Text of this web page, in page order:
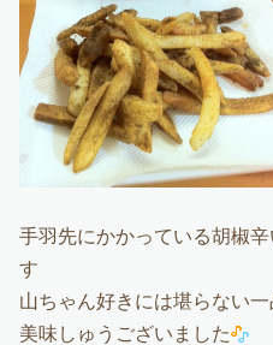
手羽先にかかっている胡椒
す
山ちゃん好きには堪らない一
美味しゅうございました